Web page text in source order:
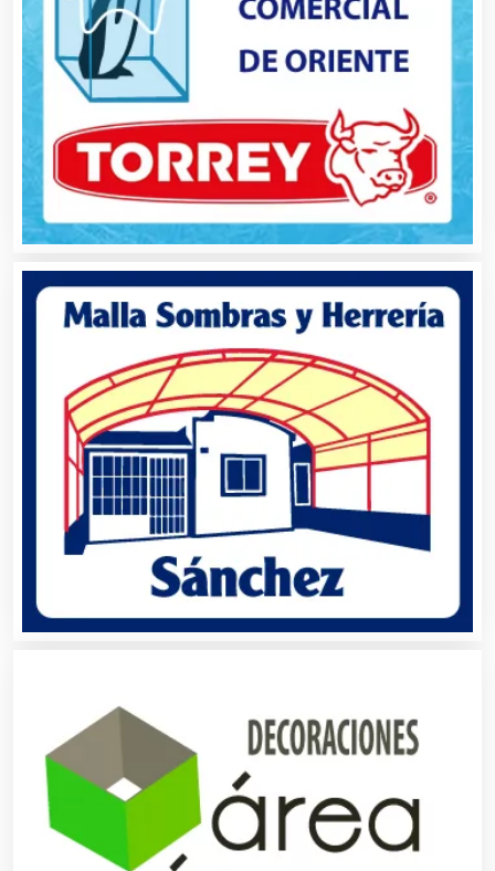
Aseguradoras
Asesores Técnicos
Asilos
Asociaciones Civiles
Asociaciones Empresariales
Audio, Sonido e Iluminación
Audios para Eventos
Autobuses
Automatización